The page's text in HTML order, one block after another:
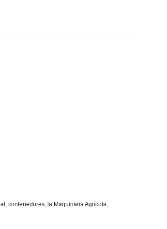
contenedores, la Maquinaria Agrícola,